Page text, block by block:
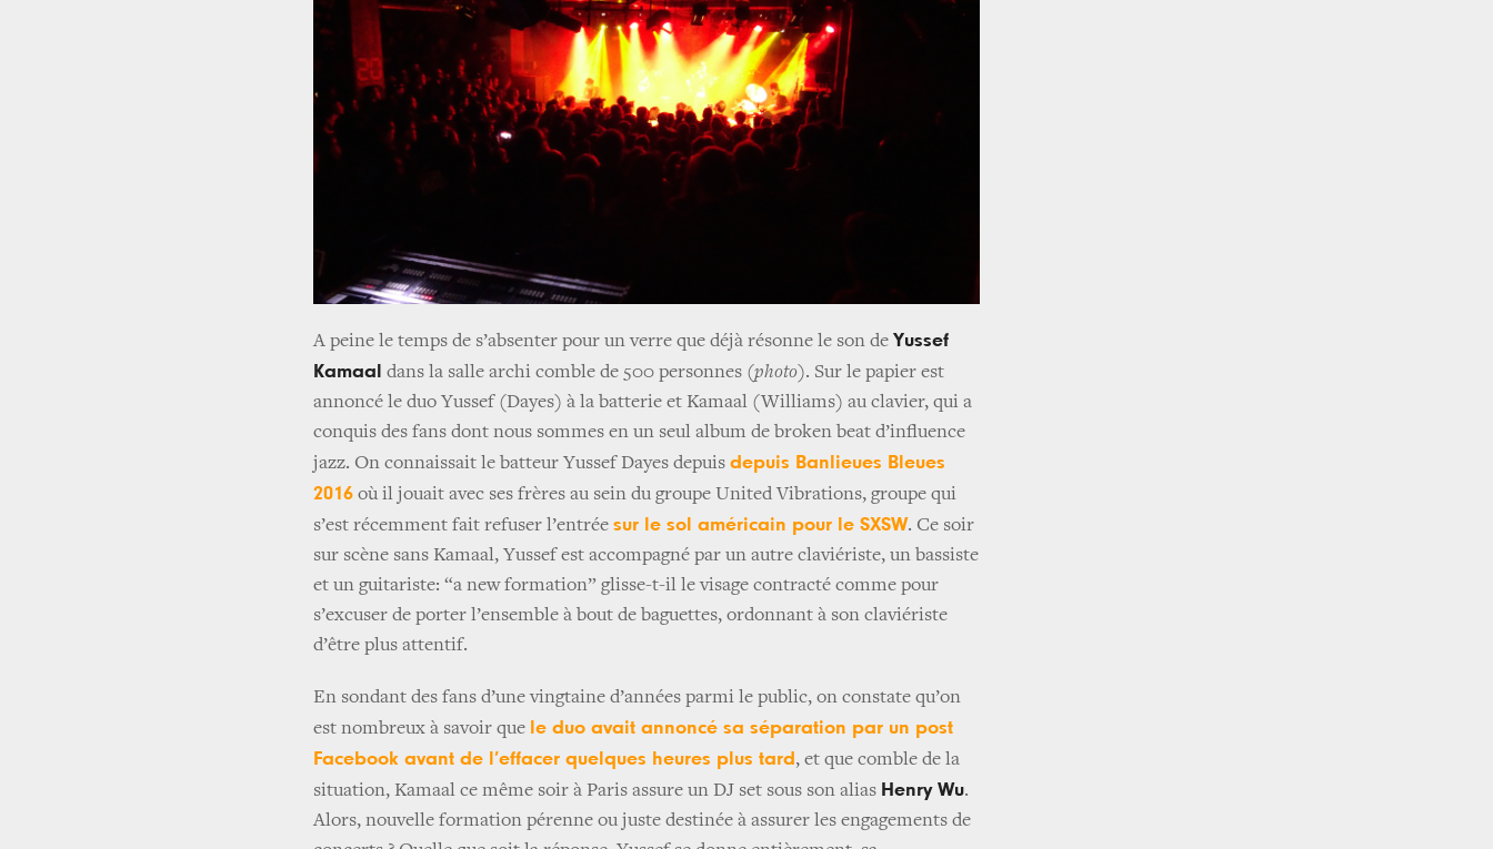
A peine le temps de s’absenter pour un verre que déjà résonne le son de Yussef
Kamaal dans la salle archi comble de 500 personnes (photo). Sur le papier est
annoncé le duo Yussef (Dayes) à la batterie et Kamaal (Williams) au clavier, qui a
conquis des fans dont nous sommes en un seul album de broken beat d’influence
jazz. On connaissait le batteur Yussef Dayes depuis depuis Banlieues Bleues
2016 où il jouait avec ses frères au sein du groupe United Vibrations, groupe qui
s’est récemment fait refuser l’entrée sur le sol américain pour le SXSW. Ce soir
sur scène sans Kamaal, Yussef est accompagné par un autre claviériste, un bassiste
et un guitariste: “a new formation” glisse-t-il le visage contracté comme pour
s’excuser de porter l’ensemble à bout de baguettes, ordonnant à son claviériste
d’être plus attentif.
En sondant des fans d’une vingtaine d’années parmi le public, on constate qu’on
est nombreux à savoir que le duo avait annoncé sa séparation par un post
Facebook avant de l’effacer quelques heures plus tard , et que comble de la
situation, Kamaal ce même soir à Paris assure un DJ set sous son alias Henry Wu.
Alors, nouvelle formation pérenne ou juste destinée à assurer les engagements de